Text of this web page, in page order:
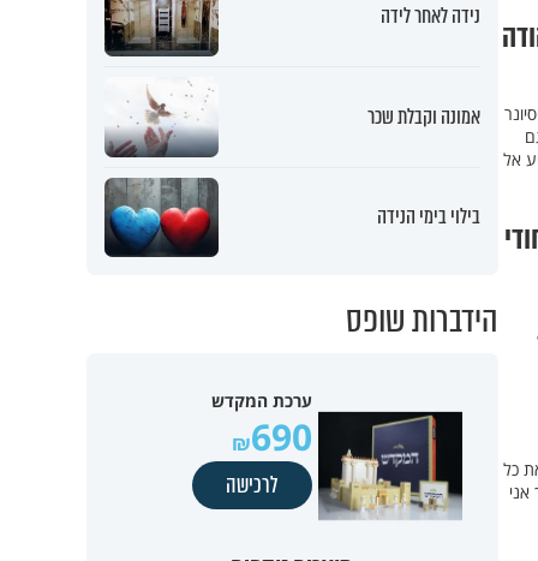
אל
את כל
נידה לאחר לידה
אמונה וקבלת שכר
בילוי בימי הנידה
הידברות שופס
ערכת המקדש
690
לרכישה